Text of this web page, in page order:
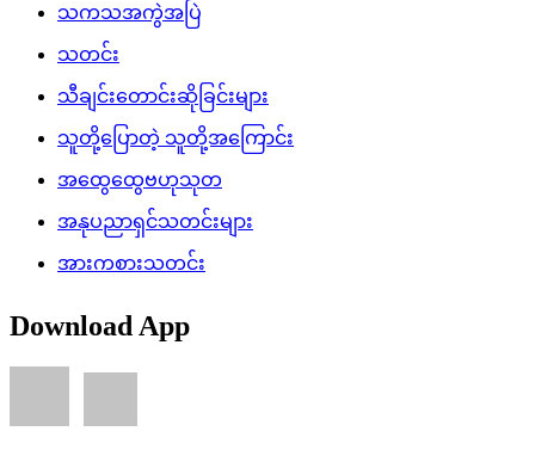
သကသအကွဲအပြဲ
သတင်း
သီချင်းတောင်းဆိုခြင်းများ
သူတို့ပြောတဲ့ သူတို့အကြောင်း
အထွေထွေဗဟုသုတ
အနုပညာရှင်သတင်းများ
အားကစားသတင်း
Download App